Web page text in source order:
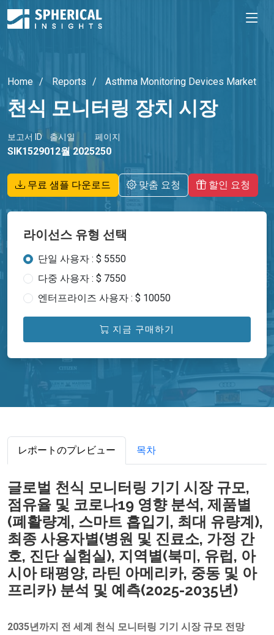
Home Reports Asthma Monitoring Devices Market
천식 모니터링 장치 시장
보고서 ID
SIK15290
출시일
12월 2025
페이지
250
무료 샘플 다운로드 맞춤 요청 할인 요청
라이선스 유형 선택
단일 사용자 : $ 5550
다중 사용자 : $ 7550
엔터프라이즈 사용자 : $ 10050
지금 구매하기
レポートのプレビュー 목차
글로벌 천식 모니터링 기기 시장 규모,
점유율 및 코로나19 영향 분석, 제품별
(폐활량계, 스마트 흡입기, 최대 유량계),
최종 사용자별(병원 및 진료소, 가정 간
호, 진단 실험실), 지역별(북미, 유럽, 아
시아 태평양, 라틴 아메리카, 중동 및 아
프리카) 분석 및 예측(2025-2035년)
2035년까지 전 세계 천식 모니터링 기기 시장 규모 전망